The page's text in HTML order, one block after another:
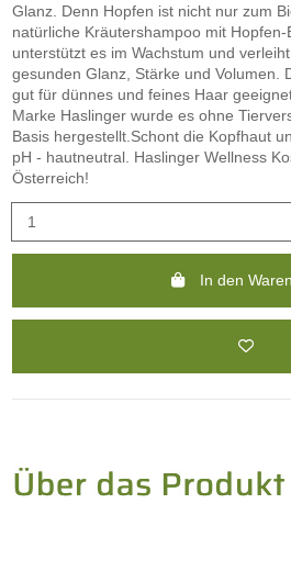
Glanz. Denn Hopfen ist nicht nur zum
natürliche Kräutershampoo mit Hopfen-
unterstützt es im Wachstum und
gesunden Glanz, Stärke und Volumen.
gut für dünnes und feines Haar
Marke Haslinger wurde es ohne
Basis hergestellt.Schont die Kopfhaut
pH - hautneutral. Haslinger Wellness
Österreich!
In den